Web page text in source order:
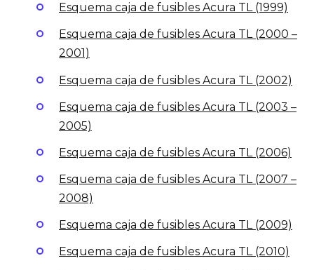
Esquema caja de fusibles Acura TL (1999)
Esquema caja de fusibles Acura TL (2000 –
2001)
Esquema caja de fusibles Acura TL (2002)
Esquema caja de fusibles Acura TL (2003 –
2005)
Esquema caja de fusibles Acura TL (2006)
Esquema caja de fusibles Acura TL (2007 –
2008)
Esquema caja de fusibles Acura TL (2009)
Esquema caja de fusibles Acura TL (2010)